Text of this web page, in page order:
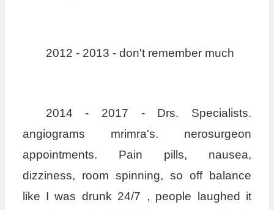
2012 - 2013 - don't remember much
2014 - 2017 - Drs. Specialists.
angiograms mrimra's. nerosurgeon
appointments. Pain pills, nausea,
dizziness, room spinning, so off balance
like I was drunk 24/7 , people laughed it